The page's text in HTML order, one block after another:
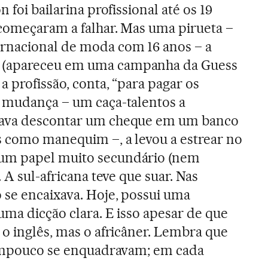
foi bailarina profissional até os 19
a falhar. Mas uma pirueta –
de moda com 16 anos – a
em uma campanha da Guess
profissão, conta, “para pagar os
– um caça-talentos a
descontar um cheque em um banco
manequim –, a levou a estrear no
papel muito secundário (nem
A sul-africana teve que suar. Nas
encaixava. Hoje, possui uma
dicção clara. E isso apesar de que
inglês, mas o africâner. Lembra que
se enquadravam; em cada